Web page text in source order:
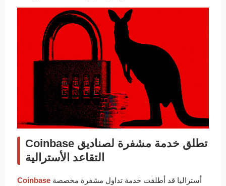
Coinbase تطلق خدمة مشفرة لصناديق
التقاعد الأسترالية
Coinbase